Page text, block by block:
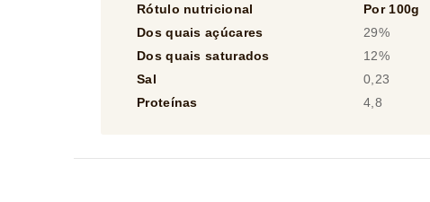
Rótulo nutricional Por 100g
Dos quais açúcares
29%
Dos quais saturados
12%
Sal
0,23
Proteínas
4,8